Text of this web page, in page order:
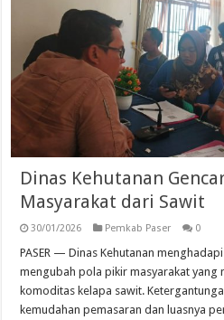
Dinas Kehutanan
Masyarakat dari Sawit
30/01/2026 Pemkab Paser 0
PASER — Dinas Kehutanan
mengubah pola pikir masyarakat yang
komoditas kelapa sawit.
kemudahan pemasaran dan luasnya